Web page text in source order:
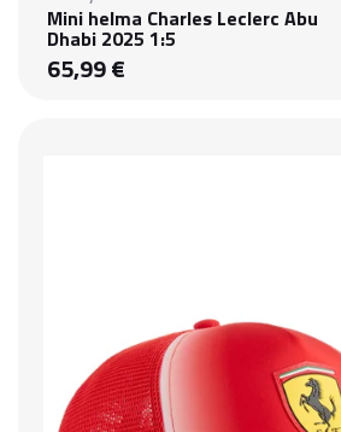
Mini helma Charles Leclerc Abu
Dhabi 2025 1:5
65,99 €